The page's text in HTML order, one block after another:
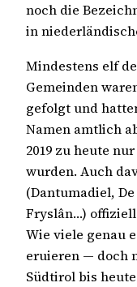
noch die
in
Mindestens elf
Gemeinden
gefolgt und
Namen amtlich
2019 zu heute
wurden. Auch
(Dantumadiel,
Fryslân…) offiziell
Wie viele genau
eruieren — doch
Südtirol bis